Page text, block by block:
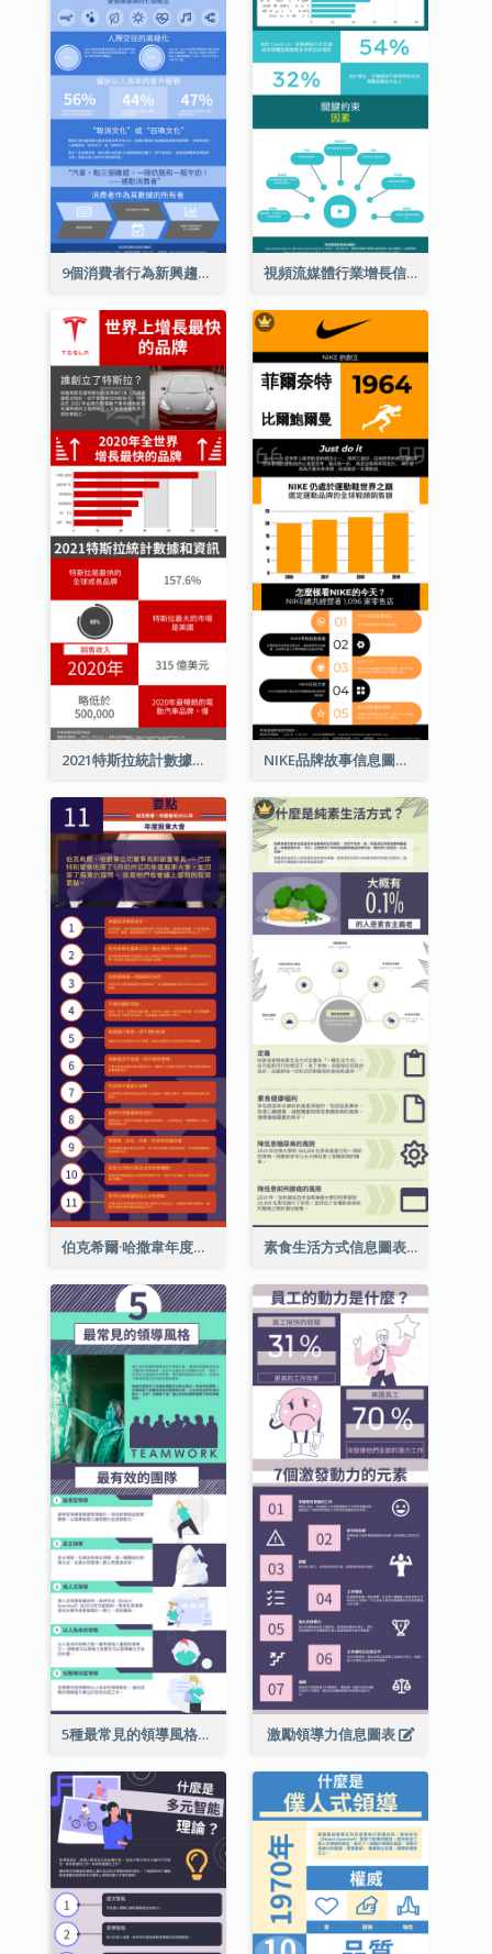
9個消費者行為新興趨勢信息圖表 視頻流媒體行業增長信息圖表
2021特斯拉統計數據和資訊信息圖表 NIKE品牌故事信息圖表
伯克希爾·哈撒韋年度股東大會的11個要點 素食生活方式信息圖表
5種最常見的領導風格信息圖表 激勵領導力信息圖表